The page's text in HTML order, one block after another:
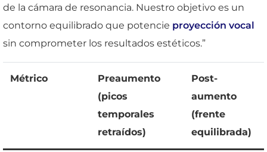
de la cámara de resonancia. Nuestro objetivo es un
contorno equilibrado que potencie proyección vocal
sin comprometer los resultados estéticos.”
Métrico
Preaumento
(picos
temporales
retraídos)
Post-
aumento
(frente
equilibrada)